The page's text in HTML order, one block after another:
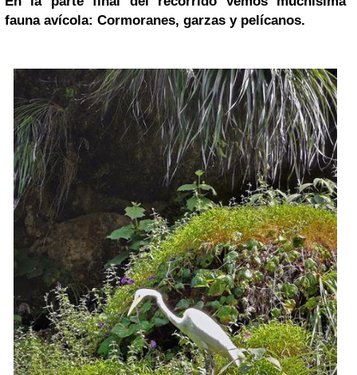
fauna avícola: Cormoranes, garzas y pelícanos.